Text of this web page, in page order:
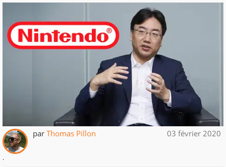
par Thomas Pillon 03 février 2020
.